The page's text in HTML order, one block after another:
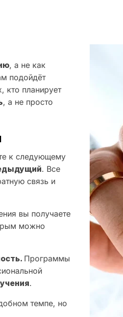
, а не как
подойдёт
кто планирует
, а не просто
к следующему
. Все
связь и
вы получаете
можно
Программы
.
темпе, но